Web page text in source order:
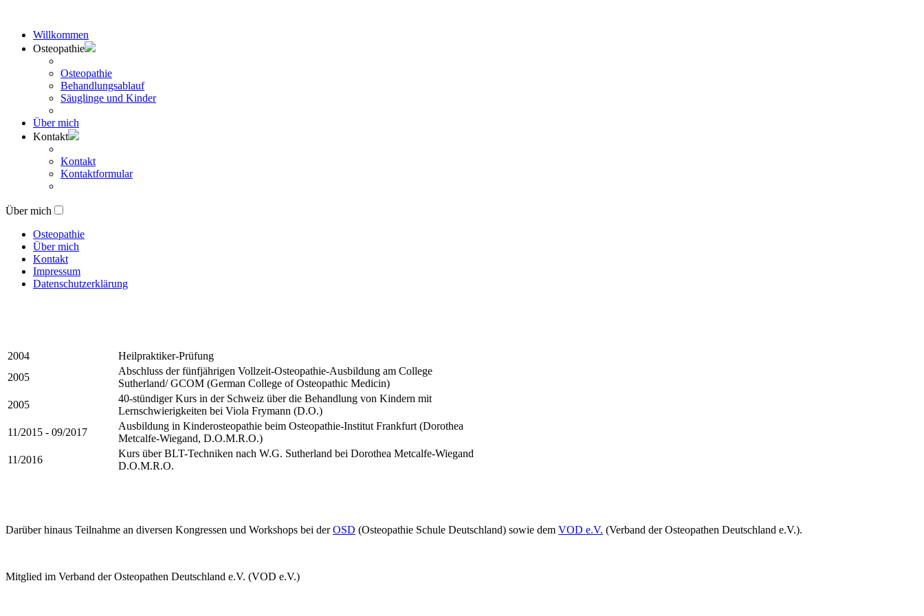
Willkommen
Osteopathie
Osteopathie
Behandlungsablauf
Säuglinge und Kinder
Über mich
Kontakt
Kontakt
Kontaktformular
Über mich
Osteopathie
Über mich
Kontakt
Impressum
Datenschutzerklärung
2004
Heilpraktiker-Prüfung
2005
Abschluss der fünfjährigen Vollzeit-Osteopathie-Ausbildung am College
Sutherland/ GCOM (German College of Osteopathic Medicin)
2005
40-stündiger Kurs in der Schweiz über die Behandlung von Kindern mit
Lernschwierigkeiten bei Viola Frymann (D.O.)
11/2015 - 09/2017
Ausbildung in Kinderosteopathie beim Osteopathie-Institut Frankfurt (Dorothea
Metcalfe-Wiegand, D.O.M.R.O.)
11/2016
Kurs über BLT-Techniken nach W.G. Sutherland bei Dorothea Metcalfe-Wiegand
D.O.M.R.O.
Darüber hinaus Teilnahme an diversen Kongressen und Workshops bei derOSD (Osteopathie Schule Deutschland) sowie dem VOD e.V. (Verband der Osteopathen Deutschland e.V.).
Mitglied im Verband der Osteopathen Deutschland e.V. (VOD e.V.)